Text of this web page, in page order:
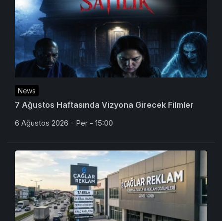
News
7 Ağustos Haftasında Vizyona Girecek Filmler
6 Ağustos 2026 - Per - 15:00